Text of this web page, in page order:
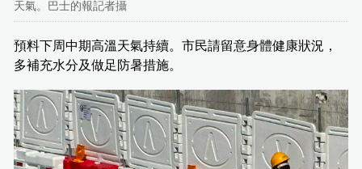
天氣。巴士的報記者攝
預料下周中期高溫天氣持續。市民請留意身體健康狀況，
多補充水分及做足防暑措施。